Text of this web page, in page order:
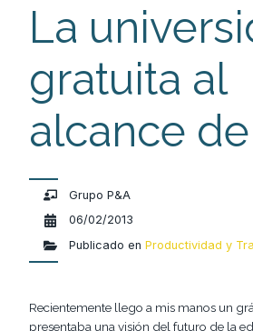
La
gratuita al
alcance
Grupo P&A
06/02/2013
Publicado en Productividad y
Recientemente llego a mis manos un
presentaba una visión del futuro de la